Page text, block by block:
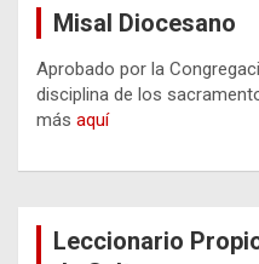
Misal Diocesano
Aprobado por la
disciplina de los
más aquí
Leccionario